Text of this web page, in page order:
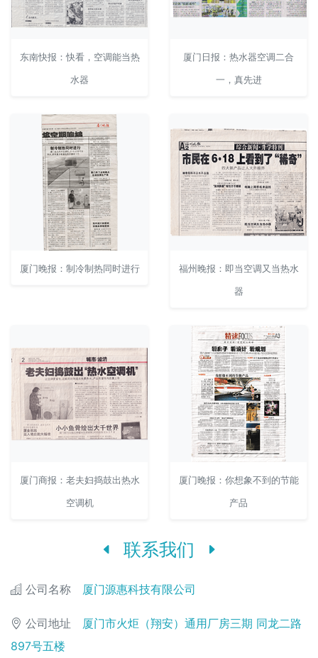
东南快报：快看，空调能当热
水器
厦门日报：热水器空调二合
一，真先进
厦门晚报：制冷制热同时进行 福州晚报：即当空调又当热水
器
厦门商报：老夫妇捣鼓出热水
空调机
厦门晚报：你想象不到的节能
产品
联系我们
公司名称 厦门源惠科技有限公司
公司地址
厦门市火炬（翔安）通用厂房三期 同龙二路
897号五楼